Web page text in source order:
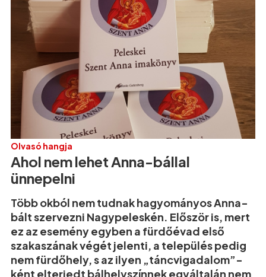
Olvasó hangja
Ahol nem lehet Anna-bállal
ünnepelni
Több okból nem tudnak hagyományos Anna-
bált szervezni Nagypeleskén. Először is, mert
ez az esemény egyben a fürdőévad első
szakaszának végét jelenti, a település pedig
nem fürdőhely, s az ilyen „táncvigadalom”-
ként elterjedt bálhelyszínnek egyáltalán nem